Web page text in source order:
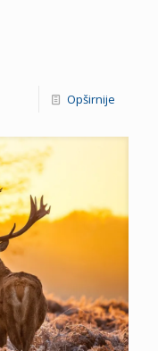
Opširnije